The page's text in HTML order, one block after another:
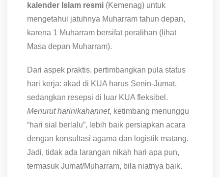
kalender Islam resmi (Kemenag) untuk
mengetahui jatuhnya Muharram tahun depan,
karena 1 Muharram bersifat peralihan (lihat
Masa depan Muharram).
Dari aspek praktis, pertimbangkan pula status
hari kerja: akad di KUA harus Senin-Jumat,
sedangkan resepsi di luar KUA fleksibel.
Menurut harinikahannet, ketimbang menunggu
“hari sial berlalu”, lebih baik persiapkan acara
dengan konsultasi agama dan logistik matang.
Jadi, tidak ada larangan nikah hari apa pun,
termasuk Jumat/Muharram, bila niatnya baik.